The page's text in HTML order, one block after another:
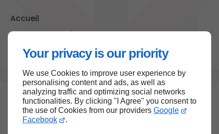
Your privacy is our priority
We use Cookies to improve user experience by
personalising content and ads, as well as
analyzing traffic and optimizing social networks
functionalities. By clicking "I Agree" you consent to
the use of Cookies from our providers Google
Facebook
.
Accueil
Contactez-moi
Mentions légales
Haut de page